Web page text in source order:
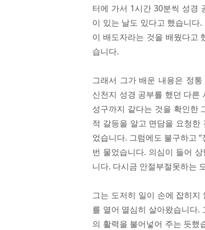
터에 가서 1시간 30분씩 성경
이 있는 날도 있다고 했습니다
이 배도자라는 것을 배웠다고
습니다.
그래서 그가 배운 내용은 정
신천지 성경 공부를 했던 다른
성구까지 같다는 것을 확인한
적 갈등을 알고 면담을 요청한
었습니다. 그럼에도 불구하고
번 물었습니다. 의심이 들어
니다. 다시금 안절부절못하는
그는 도저히 일이 손에 잡히지
를 열어 열심히 살아왔습니다.
의 활력을 불어넣어 주는 듯했